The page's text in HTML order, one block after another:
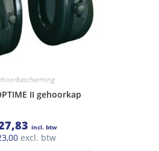
II gehoorkap
incl. btw
excl. btw